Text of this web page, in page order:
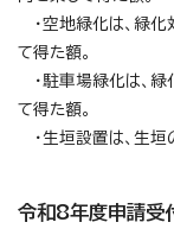
・空地緑化は、緑化
て得た額。
・駐車場緑化は、緑
て得た額。
・生垣設置は、生垣
令和8年度申請受